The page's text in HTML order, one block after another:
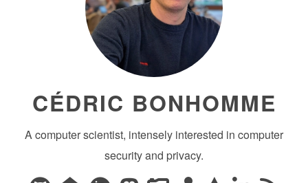
CÉDRIC BONHOMME
A computer scientist, intensely interested in computer
security and privacy.